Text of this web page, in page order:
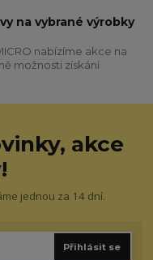
na vybrané výrobky
nabízíme akce na
možnosti získání
akce
jednou za 14 dní.
Přihlásit se